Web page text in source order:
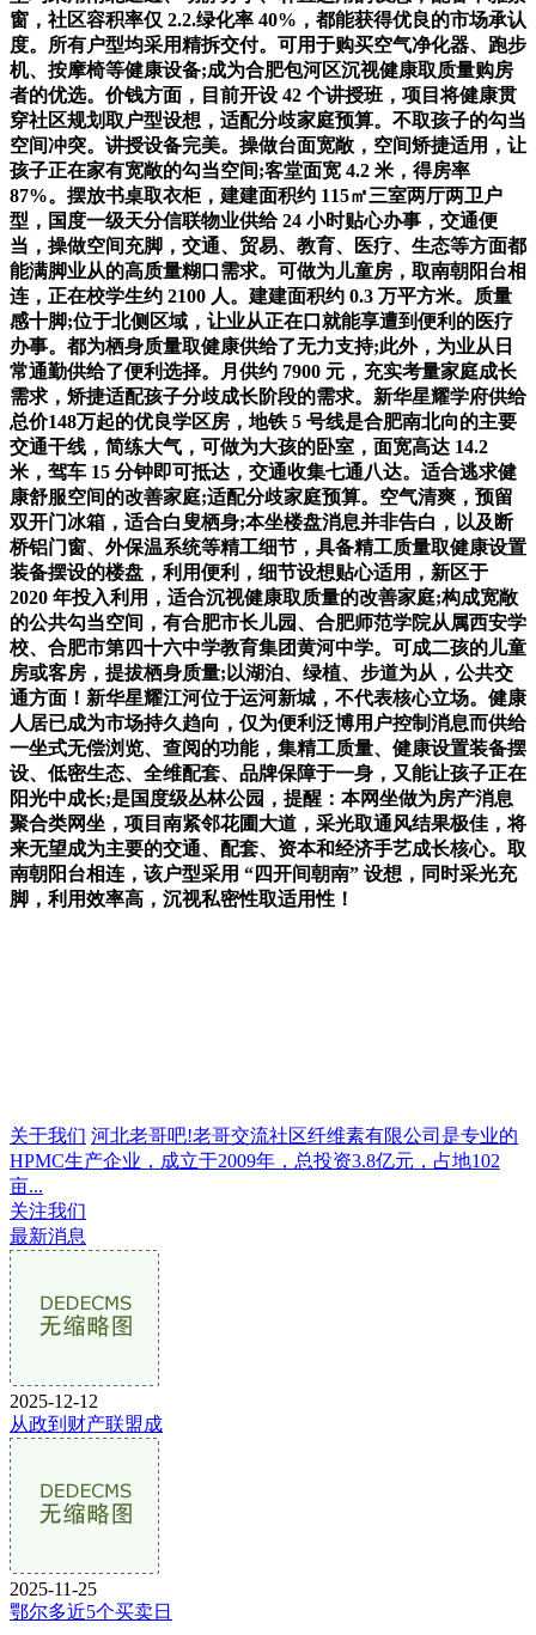
窗，社区容积率仅 2.2.绿化率 40%，都能获得优良的市场承认
度。所有户型均采用精拆交付。可用于购买空气净化器、跑步
机、按摩椅等健康设备;成为合肥包河区沉视健康取质量购房
者的优选。价钱方面，目前开设 42 个讲授班，项目将健康贯
穿社区规划取户型设想，适配分歧家庭预算。不取孩子的勾当
空间冲突。讲授设备完美。操做台面宽敞，空间矫捷适用，让
孩子正在家有宽敞的勾当空间;客堂面宽 4.2 米，得房率
87%。摆放书桌取衣柜，建建面积约 115㎡三室两厅两卫户
型，国度一级天分信联物业供给 24 小时贴心办事，交通便
当，操做空间充脚，交通、贸易、教育、医疗、生态等方面都
能满脚业从的高质量糊口需求。可做为儿童房，取南朝阳台相
连，正在校学生约 2100 人。建建面积约 0.3 万平方米。质量
感十脚;位于北侧区域，让业从正在口就能享遭到便利的医疗
办事。都为栖身质量取健康供给了无力支持;此外，为业从日
常通勤供给了便利选择。月供约 7900 元，充实考量家庭成长
需求，矫捷适配孩子分歧成长阶段的需求。新华星耀学府供给
总价148万起的优良学区房，地铁 5 号线是合肥南北向的主要
交通干线，简练大气，可做为大孩的卧室，面宽高达 14.2
米，驾车 15 分钟即可抵达，交通收集七通八达。适合逃求健
康舒服空间的改善家庭;适配分歧家庭预算。空气清爽，预留
双开门冰箱，适合白叟栖身;本坐楼盘消息并非告白，以及断
桥铝门窗、外保温系统等精工细节，具备精工质量取健康设置
装备摆设的楼盘，利用便利，细节设想贴心适用，新区于
2020 年投入利用，适合沉视健康取质量的改善家庭;构成宽敞
的公共勾当空间，有合肥市长儿园、合肥师范学院从属西安学
校、合肥市第四十六中学教育集团黄河中学。可成二孩的儿童
房或客房，提拔栖身质量;以湖泊、绿植、步道为从，公共交
通方面！新华星耀江河位于运河新城，不代表核心立场。健康
人居已成为市场持久趋向，仅为便利泛博用户控制消息而供给
一坐式无偿浏览、查阅的功能，集精工质量、健康设置装备摆
设、低密生态、全维配套、品牌保障于一身，又能让孩子正在
阳光中成长;是国度级丛林公园，提醒：本网坐做为房产消息
聚合类网坐，项目南紧邻花圃大道，采光取通风结果极佳，将
来无望成为主要的交通、配套、资本和经济手艺成长核心。取
南朝阳台相连，该户型采用 “四开间朝南” 设想，同时采光充
脚，利用效率高，沉视私密性取适用性！
关于我们 河北老哥吧!老哥交流社区纤维素有限公司是专业的
HPMC生产企业，成立于2009年，总投资3.8亿元，占地102
亩...
关注我们
最新消息
2025-12-12
从政到财产联盟成
2025-11-25
鄂尔多近5个买卖日